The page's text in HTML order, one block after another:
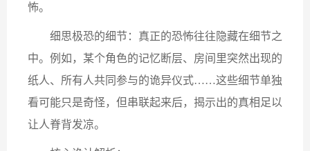
怖。
细思极恐的细节：真正的恐怖往往隐藏在细节之
中。例如，某个角色的记忆断层、房间里突然出现的
纸人、所有人共同参与的诡异仪式……这些细节单独
看可能只是奇怪，但串联起来后，揭示出的真相足以
让人脊背发凉。